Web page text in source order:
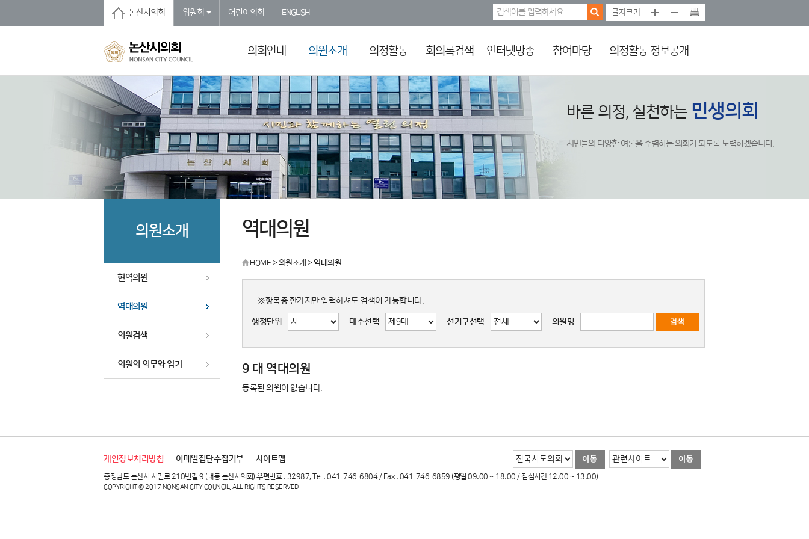
논산시의회
위원회 어린이의회 ENGLISH
의회안내 의원소개 의정활동 회의록검색 인터넷방송 참여마당 의정활동 정보공개
바른 의정, 실천하는 민생의회
시민들의 다양한 여론을 수렴하는 의회가 되도록 노력하겠습니다.
의원소개
현역의원
역대의원
의원검색
의원의 의무와 임기
역대의원
HOME > 의원소개 > 역대의원
※항목중 한가지만 입력하셔도 검색이 가능합니다.
행정단위 대수선택 선거구선택 의원명
9 대 역대의원
등록된 의원이 없습니다.
개인정보처리방침 이메일집단수집거부 사이트맵
충청남도 논산시 시민로 210번길 9 (내동 논산시의회) 우편번호 : 32987, Tel : 041-746-6804 / Fax : 041-746-6859 (평일 09:00 ~ 18:00 / 점심시간 12:00 ~ 13:00)
COPYRIGHT © 2017 NONSAN CITY COUNCIL. ALL RIGHTS RESERVED